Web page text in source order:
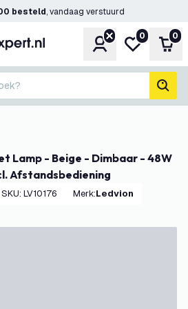
besteld, vandaag verstuurd
Account
Mijn
0 0
Afstandsbediening
SKU: LV10176 Merk: Ledvion